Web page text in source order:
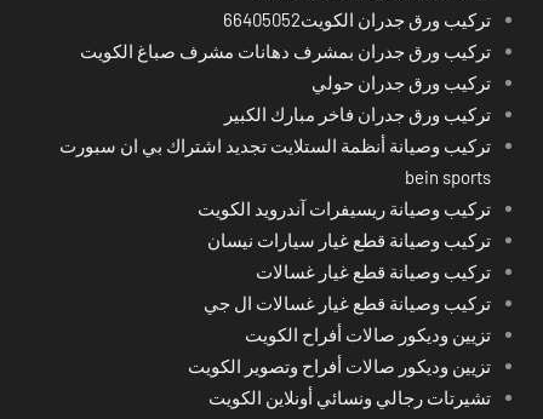
تركيب ورق جدران الكويت66405052
تركيب ورق جدران بمشرف دهانات مشرف صباغ الكويت
تركيب ورق جدران حولي
تركيب ورق جدران فاخر مبارك الكبير
تركيب وصيانة أنظمة الستلايت تجديد اشتراك بي ان سبورت
bein sports
تركيب وصيانة ريسيفرات آندرويد الكويت
تركيب وصيانة قطع غيار سيارات نيسان
تركيب وصيانة قطع غيار غسالات
تركيب وصيانة قطع غيار غسالات ال جي
تزيين وديكور صالات أفراح الكويت
تزيين وديكور صالات أفراح وتصوير الكويت
تشيرتات رجالي ونسائي أونلاين الكويت